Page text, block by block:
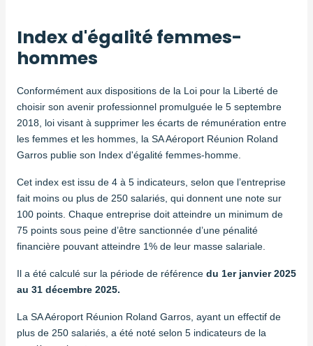
Index d'égalité femmes-
hommes
Conformément aux dispositions de la Loi pour la Liberté de
choisir son avenir professionnel promulguée le 5 septembre
2018, loi visant à supprimer les écarts de rémunération entre
les femmes et les hommes, la SA Aéroport Réunion Roland
Garros publie son Index d'égalité femmes-homme.
Cet index est issu de 4 à 5 indicateurs, selon que l’entreprise
fait moins ou plus de 250 salariés, qui donnent une note sur
100 points. Chaque entreprise doit atteindre un minimum de
75 points sous peine d’être sanctionnée d’une pénalité
financière pouvant atteindre 1% de leur masse salariale.
Il a été calculé sur la période de référence du 1er janvier 2025
au 31 décembre 2025.
La SA Aéroport Réunion Roland Garros, ayant un effectif de
plus de 250 salariés, a été noté selon 5 indicateurs de la